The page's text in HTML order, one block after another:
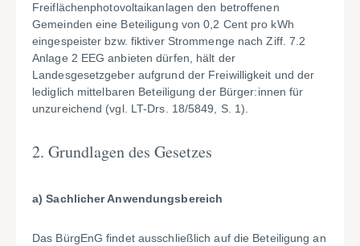
Freiflächenphotovoltaikanlagen den betroffenen
Gemeinden eine Beteiligung von 0,2 Cent pro kWh
eingespeister bzw. fiktiver Strommenge nach Ziff. 7.2
Anlage 2 EEG anbieten dürfen, hält der
Landesgesetzgeber aufgrund der Freiwilligkeit und der
lediglich mittelbaren Beteiligung der Bürger:innen für
unzureichend (vgl. LT-Drs. 18/5849, S. 1).
2. Grundlagen des Gesetzes
a) Sachlicher Anwendungsbereich
Das BürgEnG findet ausschließlich auf die Beteiligung an